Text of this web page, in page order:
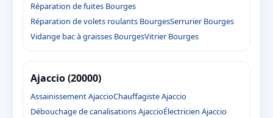
Réparation de fuites Bourges
Réparation de volets roulants BourgesSerrurier Bourges
Vidange bac à graisses BourgesVitrier Bourges
Ajaccio (20000)
Assainissement AjaccioChauffagiste Ajaccio
Débouchage de canalisations AjaccioÉlectricien Ajaccio